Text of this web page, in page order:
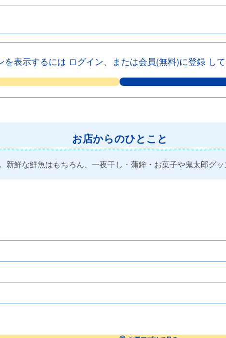
を表示するには ログイン、または会員(無料)に登録 し
お店からのひとこと
新鮮な鮮魚はもちろん、一夜干し・蒲鉾・お菓子や鬼太郎グ